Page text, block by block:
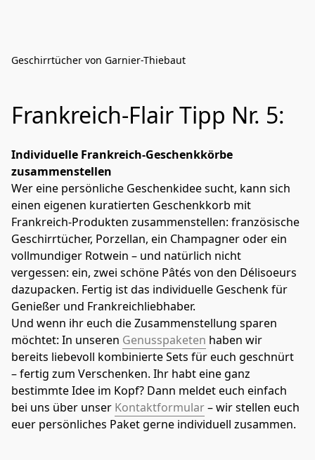
Geschirrtücher von Garnier-Thiebaut
Frankreich-Flair Tipp Nr. 5:
Individuelle Frankreich-Geschenkkörbe
zusammenstellen
Wer eine persönliche Geschenkidee sucht, kann sich
einen eigenen kuratierten Geschenkkorb mit
Frankreich-Produkten zusammenstellen: französische
Geschirrtücher, Porzellan, ein Champagner oder ein
vollmundiger Rotwein – und natürlich nicht
vergessen: ein, zwei schöne Pâtés von den Délisoeurs
dazupacken. Fertig ist das individuelle Geschenk für
Genießer und Frankreichliebhaber.
Und wenn ihr euch die Zusammenstellung sparen
möchtet: In unseren Genusspaketen haben wir
bereits liebevoll kombinierte Sets für euch geschnürt
– fertig zum Verschenken. Ihr habt eine ganz
bestimmte Idee im Kopf? Dann meldet euch einfach
bei uns über unser Kontaktformular – wir stellen euch
euer persönliches Paket gerne individuell zusammen.